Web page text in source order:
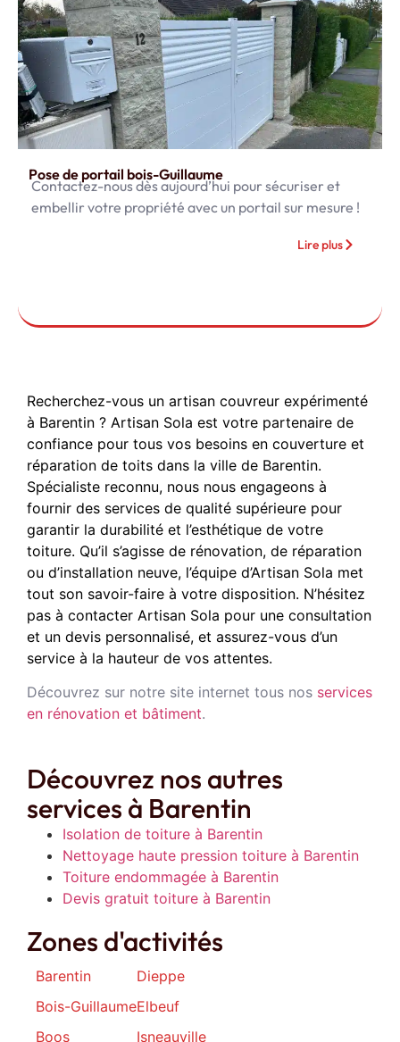
Pose de portail bois-Guillaume
Contactez-nous dès aujourd’hui pour sécuriser et
embellir votre propriété avec un portail sur mesure !
Lire plus
Recherchez-vous un artisan couvreur expérimenté
à Barentin ? Artisan Sola est votre partenaire de
confiance pour tous vos besoins en couverture et
réparation de toits dans la ville de Barentin.
Spécialiste reconnu, nous nous engageons à
fournir des services de qualité supérieure pour
garantir la durabilité et l’esthétique de votre
toiture. Qu’il s’agisse de rénovation, de réparation
ou d’installation neuve, l’équipe d’Artisan Sola met
tout son savoir-faire à votre disposition. N’hésitez
pas à contacter Artisan Sola pour une consultation
et un devis personnalisé, et assurez-vous d’un
service à la hauteur de vos attentes.
Découvrez sur notre site internet tous nos services
en rénovation et bâtiment.
Découvrez nos autres
services à Barentin
Isolation de toiture à Barentin
Nettoyage haute pression toiture à Barentin
Toiture endommagée à Barentin
Devis gratuit toiture à Barentin
Zones d'activités
Barentin
Bois-Guillaume
Boos
Dieppe
Elbeuf
Isneauville